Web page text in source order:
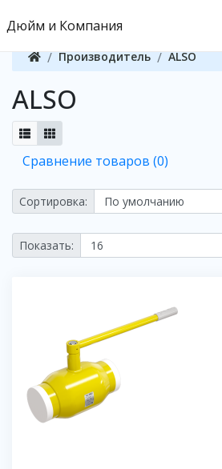
Дюйм и Компания
Производитель ALSO
ALSO
Сравнение товаров (0)
Сортировка:
Показать: